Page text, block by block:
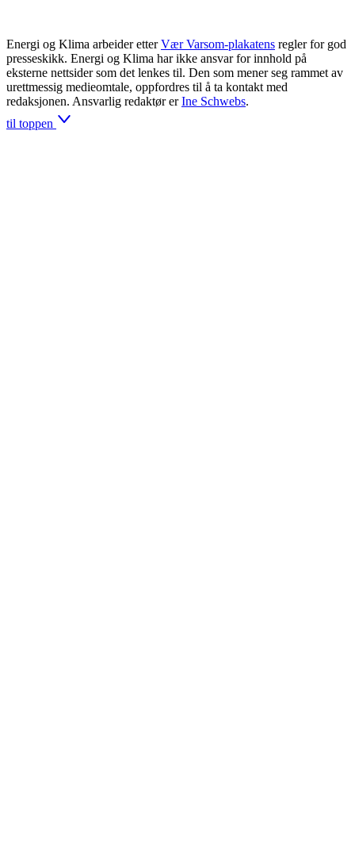
Energi og Klima arbeider etter Vær Varsom-plakatens regler for god
presseskikk. Energi og Klima har ikke ansvar for innhold på
eksterne nettsider som det lenkes til. Den som mener seg rammet av
urettmessig medieomtale, oppfordres til å ta kontakt med
redaksjonen. Ansvarlig redaktør er Ine Schwebs.
til toppen